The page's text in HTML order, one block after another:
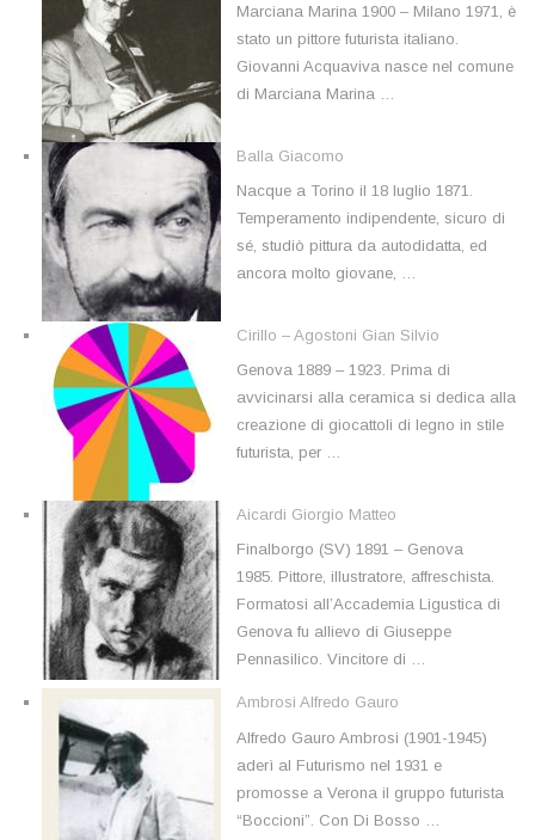
Marciana Marina 1900 – Milano 1971, è
stato un pittore futurista italiano.
Giovanni Acquaviva nasce nel comune
di Marciana Marina …
Balla Giacomo
Nacque a Torino il 18 luglio 1871.
Temperamento indipendente, sicuro di
sé, studiò pittura da autodidatta, ed
ancora molto giovane, …
Cirillo – Agostoni Gian Silvio
Genova 1889 – 1923. Prima di
avvicinarsi alla ceramica si dedica alla
creazione di giocattoli di legno in stile
futurista, per …
Aicardi Giorgio Matteo
Finalborgo (SV) 1891 – Genova
1985. Pittore, illustratore, affreschista.
Formatosi all’Accademia Ligustica di
Genova fu allievo di Giuseppe
Pennasilico. Vincitore di …
Ambrosi Alfredo Gauro
Alfredo Gauro Ambrosi (1901-1945)
aderì al Futurismo nel 1931 e
promosse a Verona il gruppo futurista
“Boccioni”. Con Di Bosso …